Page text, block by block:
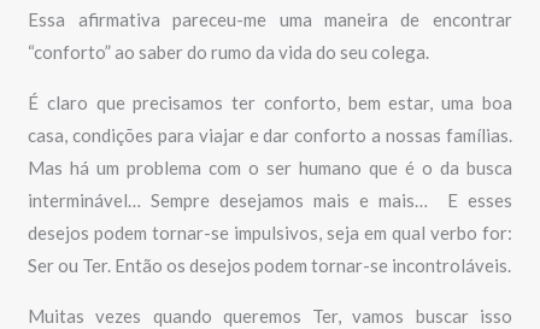
Essa afirmativa pareceu-me uma maneira de encontrar
“conforto” ao saber do rumo da vida do seu colega.
É claro que precisamos ter conforto, bem estar, uma boa
casa, condições para viajar e dar conforto a nossas famílias.
Mas há um problema com o ser humano que é o da busca
interminável… Sempre desejamos mais e mais… E esses
desejos podem tornar-se impulsivos, seja em qual verbo for:
Ser ou Ter. Então os desejos podem tornar-se incontroláveis.
Muitas vezes quando queremos Ter, vamos buscar isso